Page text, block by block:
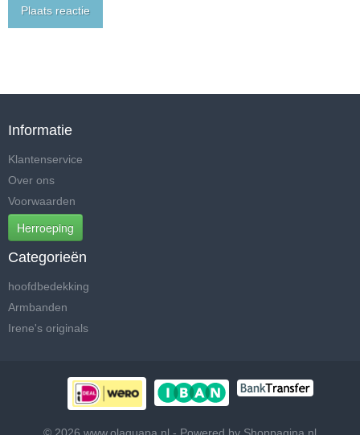
Plaats reactie
Informatie
Klantenservice
Over ons
Voorwaarden
Herroeping
Categorieën
hoofdbedekking
Armbanden
Irene's originals